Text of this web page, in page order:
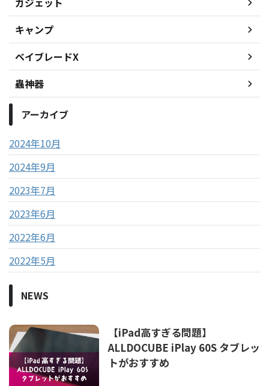
キャンプ
ベイブレードX
蟲神器
アーカイブ
2024年10月
2024年9月
2023年7月
2023年6月
2022年6月
2022年5月
NEWS
【iPad高すぎる問題】
ALLDOCUBE iPlay 60S タブレッ
トがおすすめ